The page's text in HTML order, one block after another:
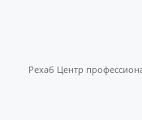
Рехаб Центр